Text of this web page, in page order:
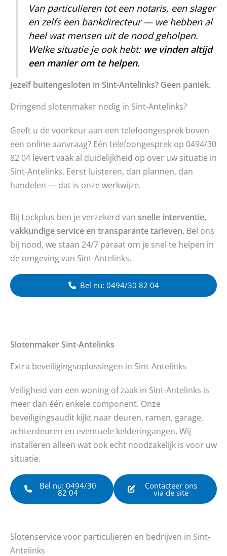
Van particulieren tot een notaris, een slager
en zelfs een bankdirecteur — we hebben al
heel wat mensen uit de nood geholpen.
Welke situatie je ook hebt: we vinden altijd
een manier om te helpen.
Jezelf buitengesloten in Sint-Antelinks? Geen paniek.
Dringend slotenmaker nodig in Sint-Antelinks?
Geeft u de voorkeur aan een telefoongesprek boven
een online aanvraag? Eén telefoongesprek op 0494/30
82 04 levert vaak al duidelijkheid op over uw situatie in
Sint-Antelinks. Eerst luisteren, dan plannen, dan
handelen — dat is onze werkwijze.
Bij Lockplus ben je verzekerd van snelle interventie,
vakkundige service en transparante tarieven. Bel ons
bij nood, we staan 24/7 paraat om je snel te helpen in
de omgeving van Sint-Antelinks.
Bel nu: 0494/30 82 04
SlotenmakerSint-Antelinks
Extra beveiligingsoplossingen in Sint-Antelinks
Veiligheid van een woning of zaak in Sint-Antelinks is
meer dan één enkele component. Onze
beveiligingsaudit kijkt naar deuren, ramen, garage,
achterdeuren en eventuele kelderingangen. Wij
installeren alleen wat ook echt noodzakelijk is voor uw
situatie.
Bel nu: 0494/30
82 04
Contacteer ons
via de site
Slotenservice voor particulieren en bedrijven in Sint-
Antelinks